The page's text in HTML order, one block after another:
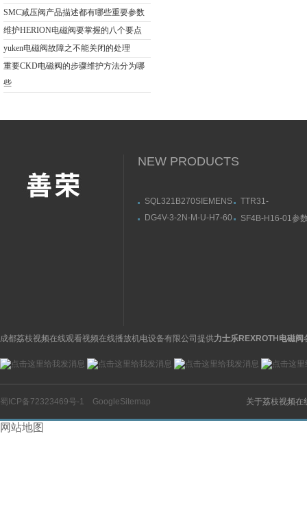
SMC减压阀产品描述都有哪些重要参数
维护HERION电磁阀要掌握的八个要点
yuken电磁阀故障之不能关闭的处理
重要CKD电磁阀的步骤维护方法分为哪
些
NEW PRODUCTS
SQL321B270SIEMENS
览
TTR31-
度开关结构及参数
DG4V-3-2N-M-U-H7-60
SF4B-H16-01参
成都荔枝视频在线观看视频在线播放机电设备有限公司提供力士乐REXROTH电磁阀
蜀ICP备72323469号-1 GoogleSitemap 关于荔枝视频在
网站地图